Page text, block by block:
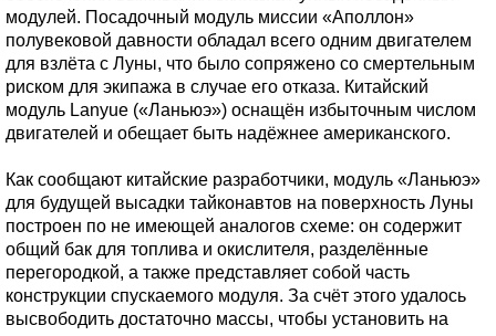
модулей. Посадочный модуль миссии «Аполлон»
полувековой давности обладал всего одним двигателем
для взлёта с Луны, что было сопряжено со смертельным
риском для экипажа в случае его отказа. Китайский
модуль Lanyue («Ланьюэ») оснащён избыточным числом
двигателей и обещает быть надёжнее американского.
Как сообщают китайские разработчики, модуль «Ланьюэ»
для будущей высадки тайконавтов на поверхность Луны
построен по не имеющей аналогов схеме: он содержит
общий бак для топлива и окислителя, разделённые
перегородкой, а также представляет собой часть
конструкции спускаемого модуля. За счёт этого удалось
высвободить достаточно массы, чтобы установить на